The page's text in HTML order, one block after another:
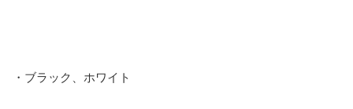
・ブラック、ホワイト